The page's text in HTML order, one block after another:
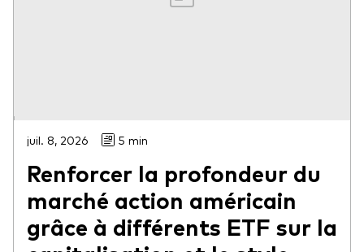
juil. 8, 2026 5 min
Renforcer la profondeur du
marché action américain
grâce à différents ETF sur la